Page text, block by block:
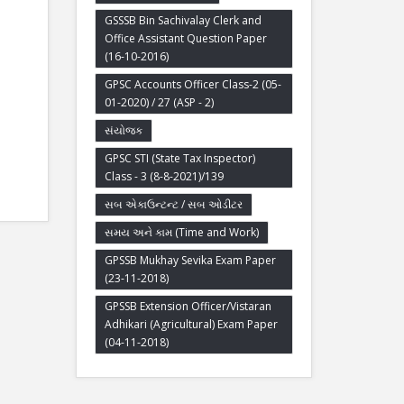
GSSSB Bin Sachivalay Clerk and
Office Assistant Question Paper
(16-10-2016)
GPSC Accounts Officer Class-2 (05-
01-2020) / 27 (ASP - 2)
સંયોજક
GPSC STI (State Tax Inspector)
Class - 3 (8-8-2021)/139
સબ એકાઉન્ટન્ટ / સબ ઓડીટર
સમય અને કામ (Time and Work)
GPSSB Mukhay Sevika Exam Paper
(23-11-2018)
GPSSB Extension Officer/Vistaran
Adhikari (Agricultural) Exam Paper
(04-11-2018)